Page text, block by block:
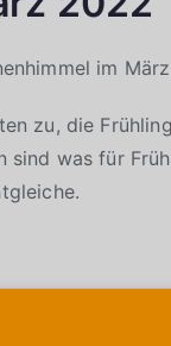
im
zu, die
sind was für